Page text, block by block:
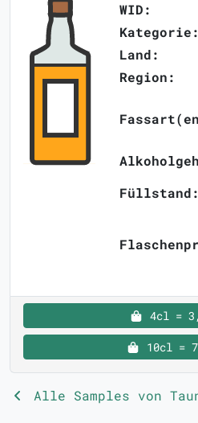
WID:
Kategorie:
Land:
Region:
Füllstand:
4cl =
10cl =
Alle Samples von